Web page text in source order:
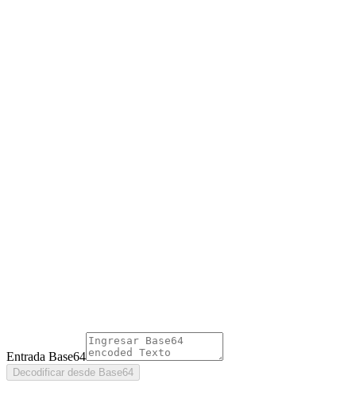
Entrada Base64
Decodificar desde Base64